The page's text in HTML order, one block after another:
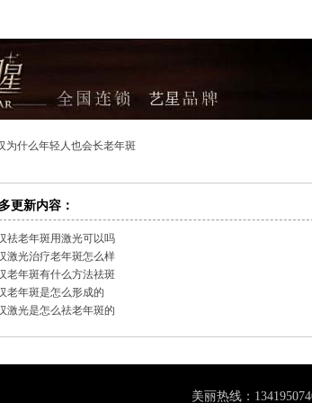
为什么年轻人也会长老年斑
更新内容：
祛老年斑用激光可以吗
激光治疗老年斑怎么样
老年斑有什么方法祛斑
老年斑是怎么形成的
激光是怎么祛老年斑的
美丽热线：